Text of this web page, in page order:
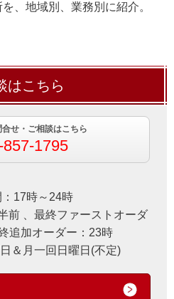
、地域別、業務別に紹介。
はこちら
せ・ご相談はこちら
1795
17時～24時
前 、最終ファーストオーダ
追加オーダー：23時
＆月一回日曜日(不定)